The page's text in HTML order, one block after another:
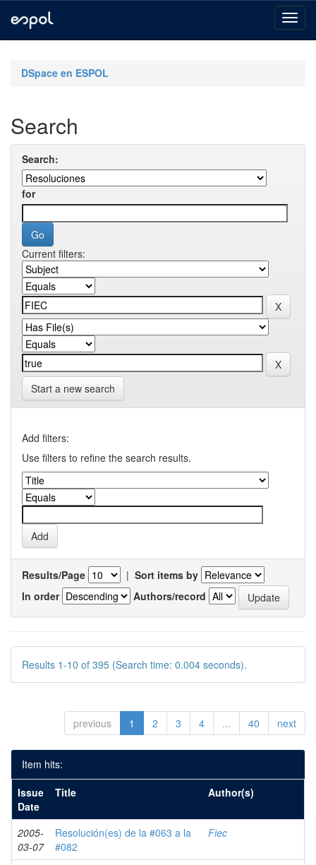
navigationDSpace en ESPOL
Search
Search:
for
Current filters:
Start a new search
Add filters:
Use filters to refine the search results.
Results/Page | Sort items by
In order
Authors/record
Results 1-10 of 395 (Search time: 0.004 seconds).
previous 1 2 3 4 ... 40 next
Item hits:
Issue
Date
Title Author(s)
2005-
03-07
Resolución(es) de la #063 a la
#082
Fiec